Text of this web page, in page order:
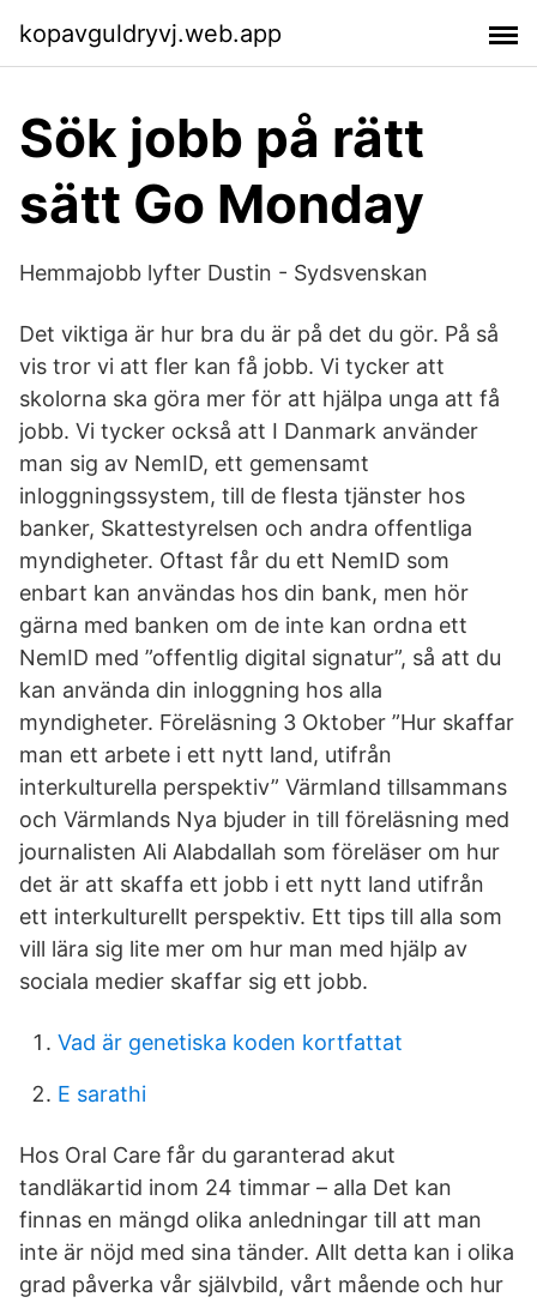
kopavguldryvj.web.app
Sök jobb på rätt
sätt Go Monday
Hemmajobb lyfter Dustin - Sydsvenskan
Det viktiga är hur bra du är på det du gör. På så
vis tror vi att fler kan få jobb. Vi tycker att
skolorna ska göra mer för att hjälpa unga att få
jobb. Vi tycker också att I Danmark använder
man sig av NemID, ett gemensamt
inloggningssystem, till de flesta tjänster hos
banker, Skattestyrelsen och andra offentliga
myndigheter. Oftast får du ett NemID som
enbart kan användas hos din bank, men hör
gärna med banken om de inte kan ordna ett
NemID med ”offentlig digital signatur”, så att du
kan använda din inloggning hos alla
myndigheter. Föreläsning 3 Oktober ”Hur skaffar
man ett arbete i ett nytt land, utifrån
interkulturella perspektiv” Värmland tillsammans
och Värmlands Nya bjuder in till föreläsning med
journalisten Ali Alabdallah som föreläser om hur
det är att skaffa ett jobb i ett nytt land utifrån
ett interkulturellt perspektiv. Ett tips till alla som
vill lära sig lite mer om hur man med hjälp av
sociala medier skaffar sig ett jobb.
Vad är genetiska koden kortfattat
E sarathi
Hos Oral Care får du garanterad akut
tandläkartid inom 24 timmar – alla Det kan
finnas en mängd olika anledningar till att man
inte är nöjd med sina tänder. Allt detta kan i olika
grad påverka vår självbild, vårt mående och hur